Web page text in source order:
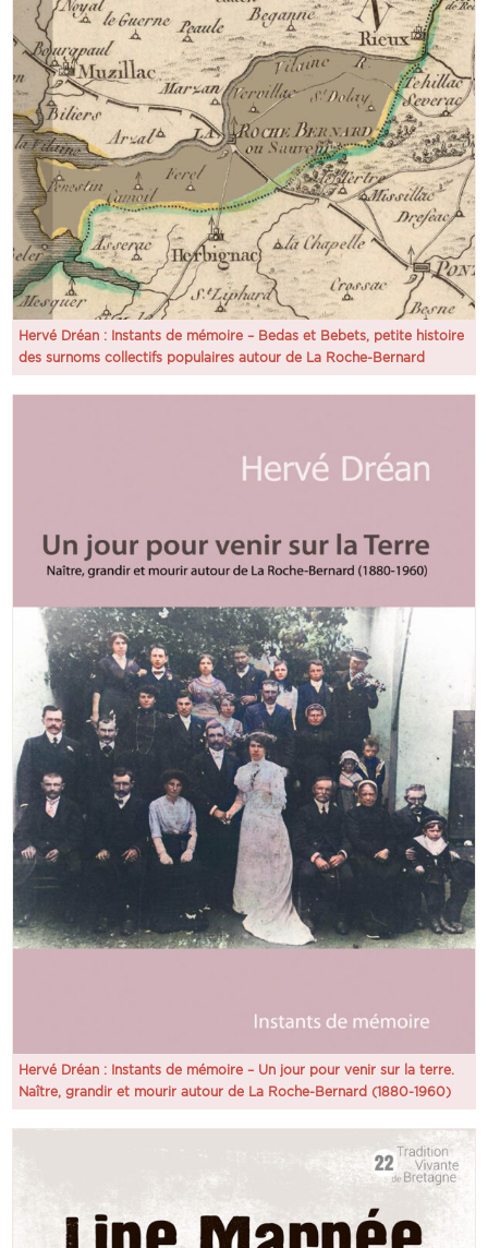
Hervé Dréan : Instants de mémoire – Bedas et Bebets, petite histoire
des surnoms collectifs populaires autour de La Roche-Bernard
Hervé Dréan : Instants de mémoire – Un jour pour venir sur la terre.
Naître, grandir et mourir autour de La Roche-Bernard (1880-1960)